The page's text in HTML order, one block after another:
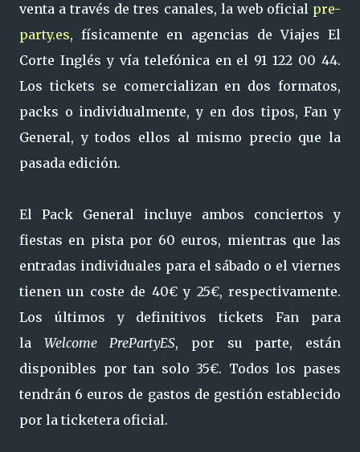
venta a través de tres canales, la web oficial pre-
party.es, físicamente en agencias de Viajes El
Corte Inglés y vía telefónica en el 91 122 00 44.
Los tickets se comercializan en dos formatos,
packs o individualmente, y en dos tipos, Fan y
General, y todos ellos al mismo precio que la
pasada edición.
El Pack General incluye ambos conciertos y
fiestas en pista por 60 euros, mientras que las
entradas individuales para el sábado o el viernes
tienen un coste de 40€ y 25€, respectivamente.
Los últimos y definitivos tickets Fan para
la Welcome PrePartyES, por su parte, están
disponibles por tan solo 35€. Todos los pases
tendrán 6 euros de gastos de gestión establecido
por la ticketera oficial.